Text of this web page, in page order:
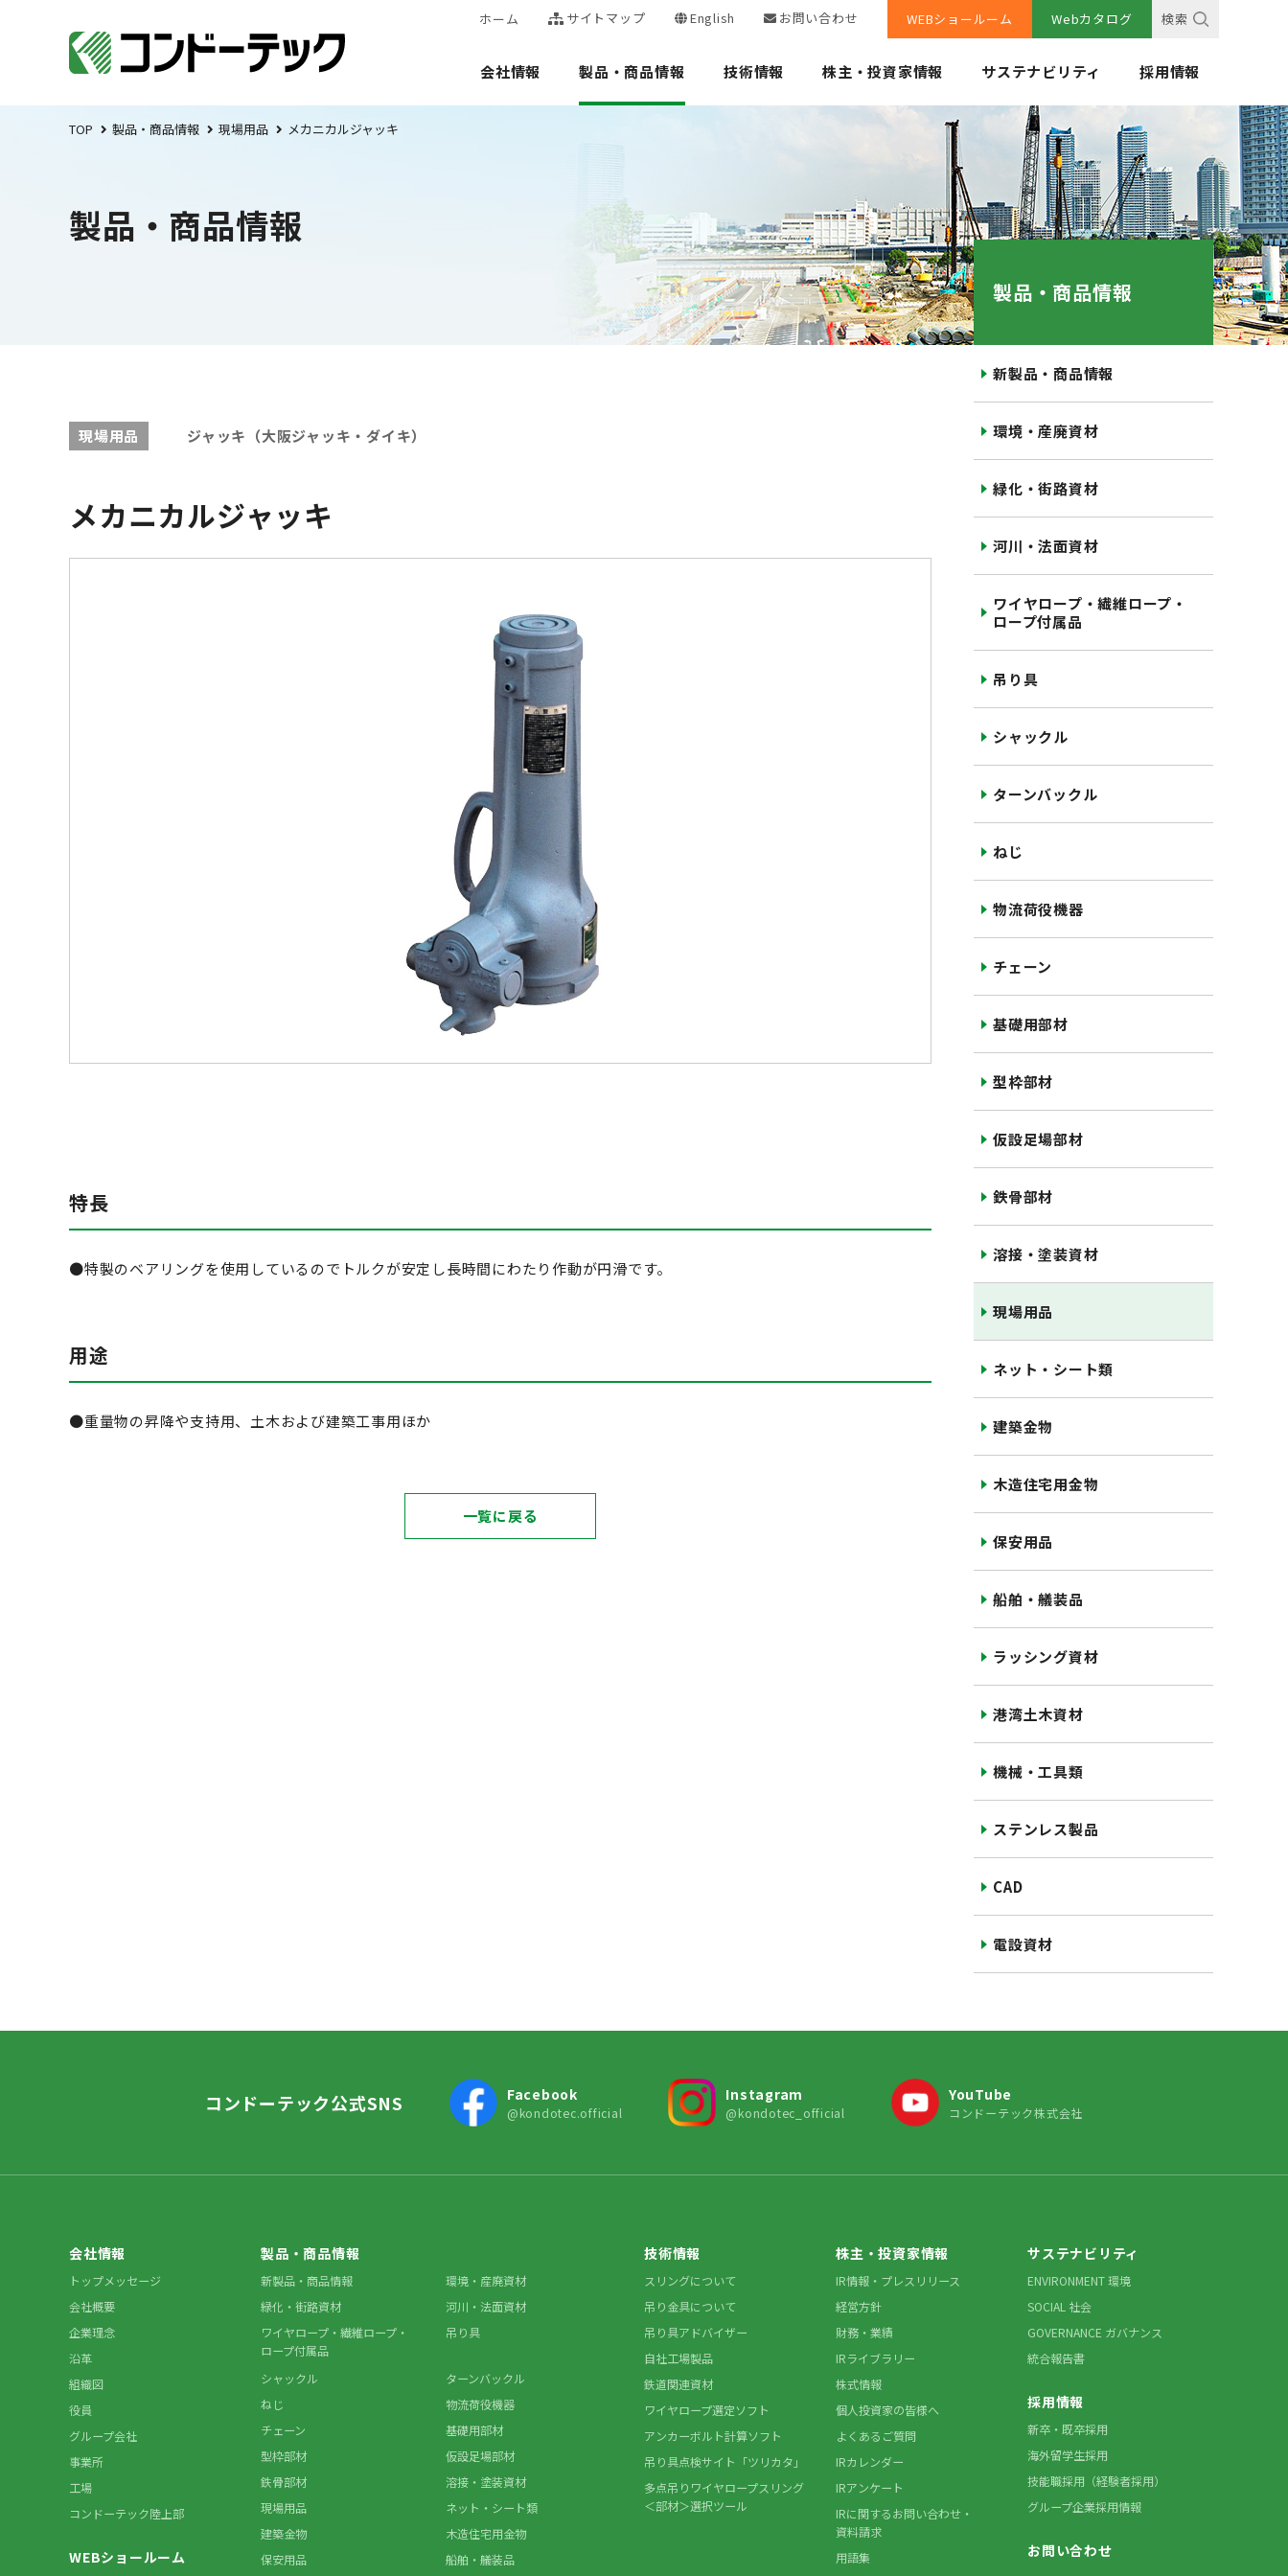
ホーム サイトマップ English お問い合わせ WEBショールーム Webカタログ 検索
会社情報 製品・商品情報 技術情報 株主・投資家情報 サステナビリティ 採用情報
TOP 製品・商品情報 現場用品 メカニカルジャッキ
製品・商品情報
現場用品 ジャッキ（大阪ジャッキ・ダイキ）
メカニカルジャッキ
特長
●特製のベアリングを使用しているのでトルクが安定し長時間にわたり作動が円滑です。
用途
●重量物の昇降や支持用、土木および建築工事用ほか
一覧に戻る
製品・商品情報
新製品・商品情報
環境・産廃資材
緑化・街路資材
河川・法面資材
ワイヤロープ・繊維ロープ・
ロープ付属品
吊り具
シャックル
ターンバックル
ねじ
物流荷役機器
チェーン
基礎用部材
型枠部材
仮設足場部材
鉄骨部材
溶接・塗装資材
現場用品
ネット・シート類
建築金物
木造住宅用金物
保安用品
船舶・艤装品
ラッシング資材
港湾土木資材
機械・工具類
ステンレス製品
CAD
電設資材
コンドーテック公式SNS Facebook
@kondotec.official
Instagram
@kondotec_official
YouTube
コンドーテック株式会社
会社情報
トップメッセージ
会社概要
企業理念
沿革
組織図
役員
グループ会社
事業所
工場
コンドーテック陸上部
WEBショールーム
製品・商品情報
新製品・商品情報
環境・産廃資材
緑化・街路資材
河川・法面資材
ワイヤロープ・繊維ロープ・
ロープ付属品
吊り具
シャックル
ターンバックル
ねじ
物流荷役機器
チェーン
基礎用部材
型枠部材
仮設足場部材
鉄骨部材
溶接・塗装資材
現場用品
ネット・シート類
建築金物
木造住宅用金物
保安用品
船舶・艤装品
技術情報
スリングについて
吊り金具について
吊り具アドバイザー
自社工場製品
鉄道関連資材
ワイヤロープ選定ソフト
アンカーボルト計算ソフト
吊り具点検サイト「ツリカタ」
多点吊りワイヤロープスリング
＜部材＞選択ツール
株主・投資家情報
IR情報・プレスリリース
経営方針
財務・業績
IRライブラリー
株式情報
個人投資家の皆様へ
よくあるご質問
IRカレンダー
IRアンケート
IRに関するお問い合わせ・
資料請求
用語集
サステナビリティ
ENVIRONMENT 環境
SOCIAL 社会
GOVERNANCE ガバナンス
統合報告書
採用情報
新卒・既卒採用
海外留学生採用
技能職採用（経験者採用）
グループ企業採用情報
お問い合わせ